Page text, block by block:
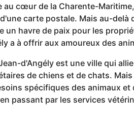
au cœur de la Charente-
carte postale. Mais au-delà
un havre de paix pour les
a à offrir aux amoureux des
d'Angély est une ville qui
de chiens et de chats.
spécifiques des animaux
passant par les services